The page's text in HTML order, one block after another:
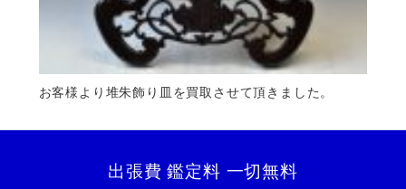
お客様より堆朱飾り皿を買取させて頂きました。
出張費 鑑定料 一切無料